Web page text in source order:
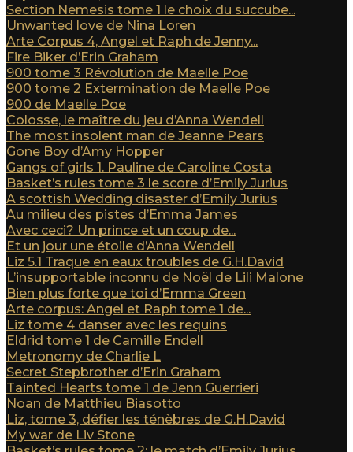
Section Nemesis tome 1 le choix du succube...
Unwanted love de Nina Loren
Arte Corpus 4, Angel et Raph de Jenny...
Fire Biker d’Erin Graham
900 tome 3 Révolution de Maelle Poe
900 tome 2 Extermination de Maelle Poe
900 de Maelle Poe
Colosse, le maître du jeu d’Anna Wendell
The most insolent man de Jeanne Pears
Gone Boy d’Amy Hopper
Gangs of girls 1. Pauline de Caroline Costa
Basket’s rules tome 3 le score d’Emily Jurius
A scottish Wedding disaster d’Emily Jurius
Au milieu des pistes d’Emma James
Avec ceci? Un prince et un coup de...
Et un jour une étoile d’Anna Wendell
Liz 5.1 Traque en eaux troubles de G.H.David
L’insupportable inconnu de Noël de Lili Malone
Bien plus forte que toi d’Emma Green
Arte corpus: Angel et Raph tome 1 de...
Liz tome 4 danser avec les requins
Eldrid tome 1 de Camille Endell
Metronomy de Charlie L
Secret Stepbrother d’Erin Graham
Tainted Hearts tome 1 de Jenn Guerrieri
Noan de Matthieu Biasotto
Liz, tome 3, défier les ténèbres de G.H.David
My war de Liv Stone